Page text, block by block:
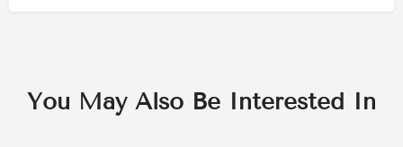
You May Also Be Interested In